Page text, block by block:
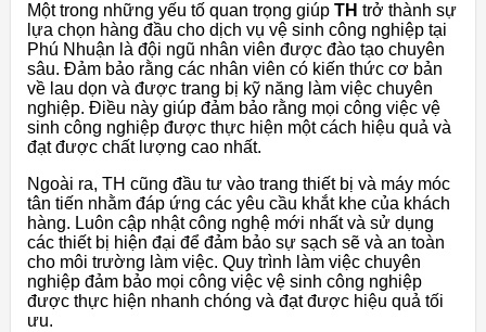
Một trong những yếu tố quan trọng giúp TH trở thành sự
lựa chọn hàng đầu cho dịch vụ vệ sinh công nghiệp tại
Phú Nhuận là đội ngũ nhân viên được đào tạo chuyên
sâu. Đảm bảo rằng các nhân viên có kiến thức cơ bản
về lau dọn và được trang bị kỹ năng làm việc chuyên
nghiệp. Điều này giúp đảm bảo rằng mọi công việc vệ
sinh công nghiệp được thực hiện một cách hiệu quả và
đạt được chất lượng cao nhất.
Ngoài ra, TH cũng đầu tư vào trang thiết bị và máy móc
tân tiến nhằm đáp ứng các yêu cầu khắt khe của khách
hàng. Luôn cập nhật công nghệ mới nhất và sử dụng
các thiết bị hiện đại để đảm bảo sự sạch sẽ và an toàn
cho môi trường làm việc. Quy trình làm việc chuyên
nghiệp đảm bảo mọi công việc vệ sinh công nghiệp
được thực hiện nhanh chóng và đạt được hiệu quả tối
ưu.